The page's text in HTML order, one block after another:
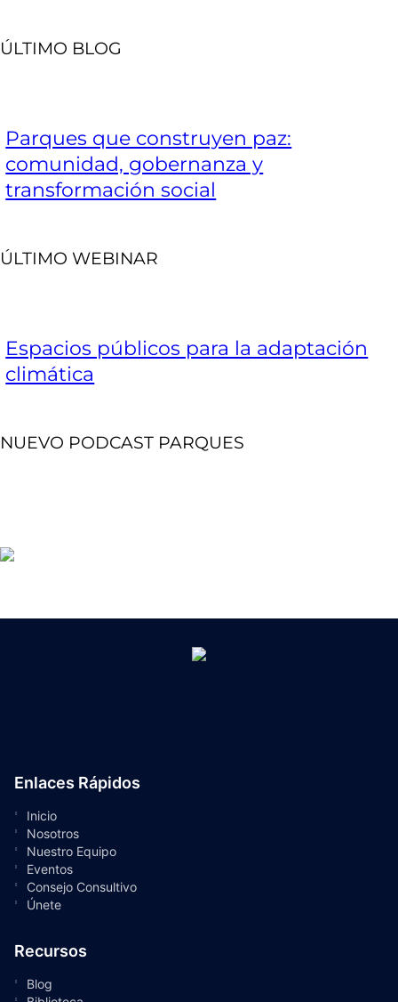
ÚLTIMO BLOG
Parques que construyen paz:
comunidad, gobernanza y
transformación social
ÚLTIMO WEBINAR
Espacios públicos para la adaptación
climática
NUEVO PODCAST PARQUES
Enlaces Rápidos
Inicio
Nosotros
Nuestro Equipo
Eventos
Consejo Consultivo
Únete
Recursos
Blog